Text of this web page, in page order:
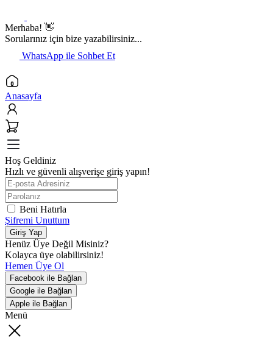
Merhaba! 👋
Sorularınız için bize yazabilirsiniz...
WhatsApp ile Sohbet Et
Anasayfa
Hoş Geldiniz
Hızlı ve güvenli alışverişe giriş yapın!
Beni Hatırla
Şifremi Unuttum
Giriş Yap
Henüz Üye Değil Misiniz?
Kolayca üye olabilirsiniz!
Hemen Üye Ol
Facebook ile Bağlan
Google ile Bağlan
Apple ile Bağlan
Menü